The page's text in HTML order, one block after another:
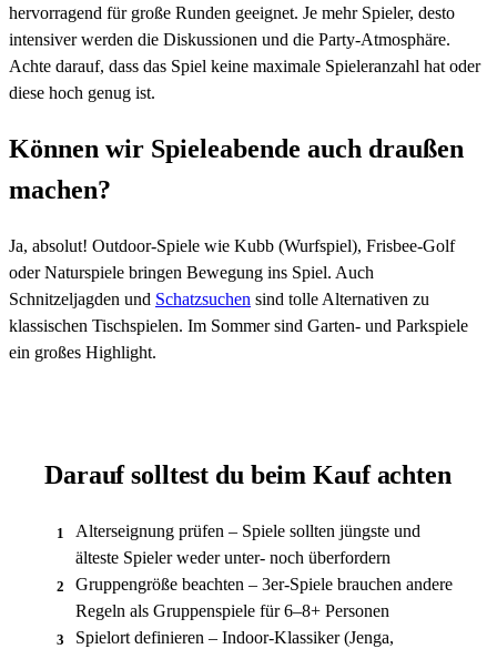
hervorragend für große Runden geeignet. Je mehr Spieler, desto
intensiver werden die Diskussionen und die Party-Atmosphäre.
Achte darauf, dass das Spiel keine maximale Spieleranzahl hat oder
diese hoch genug ist.
Können wir Spieleabende auch draußen
machen?
Ja, absolut! Outdoor-Spiele wie Kubb (Wurfspiel), Frisbee-Golf
oder Naturspiele bringen Bewegung ins Spiel. Auch
Schnitzeljagden und Schatzsuchen sind tolle Alternativen zu
klassischen Tischspielen. Im Sommer sind Garten- und Parkspiele
ein großes Highlight.
Darauf solltest du beim Kauf achten
1
Alterseignung prüfen – Spiele sollten jüngste und
älteste Spieler weder unter- noch überfordern
2
Gruppengröße beachten – 3er-Spiele brauchen andere
Regeln als Gruppenspiele für 6–8+ Personen
3
Spielort definieren – Indoor-Klassiker (Jenga,